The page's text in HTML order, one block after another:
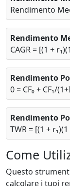
Rendimento
Rendimento
CAGR = [(1 +
Rendimento
0 = CF₀ + CF₁/
Rendimento
TWR = [(1 +
Come
Questo
calcolare i tuoi